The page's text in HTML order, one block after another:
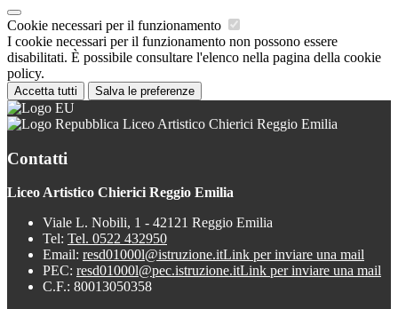
Cookie necessari per il funzionamento
I cookie necessari per il funzionamento non possono essere
disabilitati. È possibile consultare l'elenco nella pagina della cookie
policy.
Accetta tutti Salva le preferenze
Liceo Artistico Chierici Reggio Emilia
Contatti
Liceo Artistico Chierici Reggio Emilia
Viale L. Nobili, 1 - 42121 Reggio Emilia
Tel: Tel. 0522 432950
Email: resd01000l@istruzione.itLink per inviare una mail
PEC: resd01000l@pec.istruzione.itLink per inviare una mail
C.F.: 80013050358